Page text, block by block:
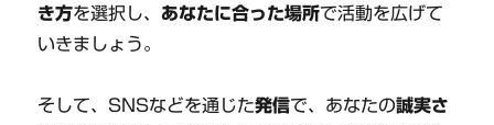
き方を選択し、あなたに合った場所で活動を広げて
いきましょう。
そして、SNSなどを通じた発信で、あなたの誠実さ